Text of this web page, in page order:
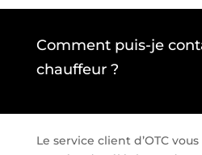
Comment puis-je
chauffeur ?
Le service client d’OTC